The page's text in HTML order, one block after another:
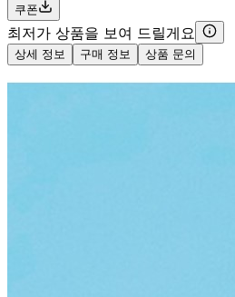
쿠폰
최저가 상품을 보여 드릴게요
상세 정보 구매 정보 상품 문의